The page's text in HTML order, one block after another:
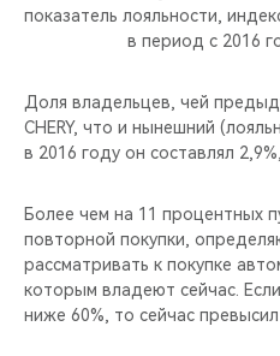
СЕДАНЫ
НОВИНКИ
БЛАГОТВОРИТЕЛЬНОСТЬ
CHERY И СПОРТ
НАШИ МЕРОПРИЯТИЯ
показатель лояльности,
в период с 2016
Доля владельцев, чей
CHERY, что и нынешний
в 2016 году он составлял
Более чем на 11 процентных
повторной покупки,
рассматривать к покупке
которым владеют сейчас.
ниже 60%, то сейчас превысил